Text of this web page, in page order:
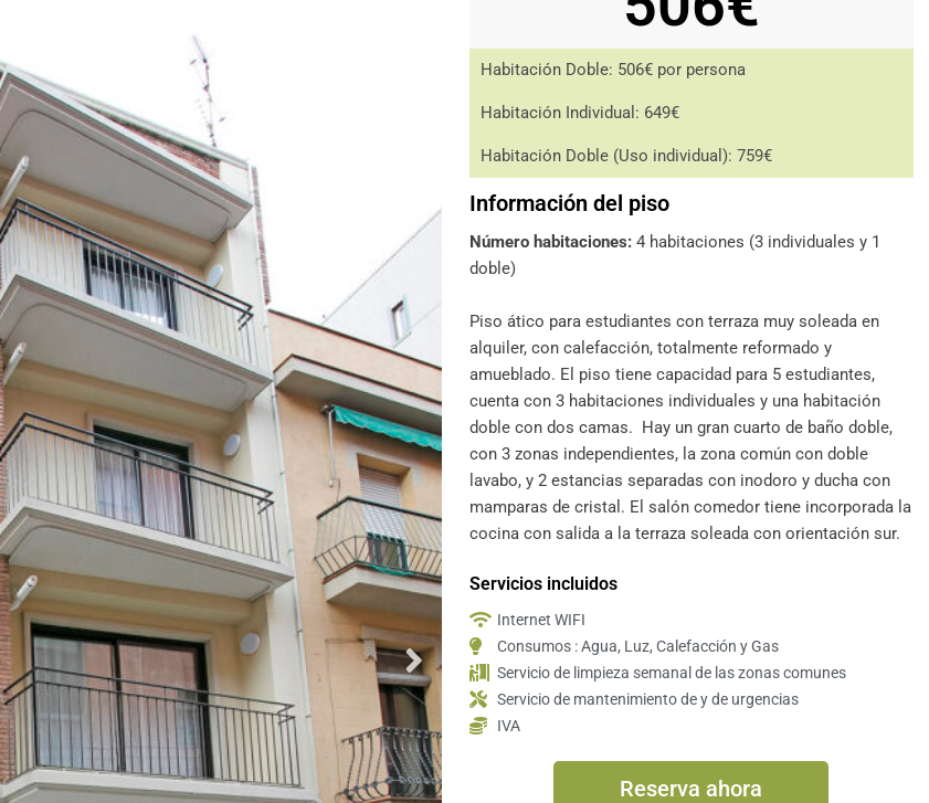
Habitación Doble: 506€ por persona
Habitación Individual: 649€
Habitación Doble (Uso individual): 759€
Información del piso
Número habitaciones:4 habitaciones (3 individuales y 1
doble)
Piso ático para estudiantes con terraza muy soleada en
alquiler, con calefacción, totalmente reformado y
amueblado. El piso tiene capacidad para 5 estudiantes,
cuenta con 3 habitaciones individuales y una habitación
doble con dos camas. Hay un gran cuarto de baño doble,
con 3 zonas independientes, la zona común con doble
lavabo, y 2 estancias separadas con inodoro y ducha con
mamparas de cristal. El salón comedor tiene incorporada la
cocina con salida a la terraza soleada con orientación sur.
Servicios incluidos
Internet WIFI
Consumos : Agua, Luz, Calefacción y Gas
Servicio de limpieza semanal de las zonas comunes
Servicio de mantenimiento de y de urgencias
IVA
Reserva ahora